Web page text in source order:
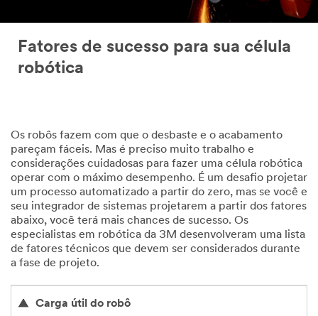
Fatores de sucesso para sua célula
robótica
Os robôs fazem com que o desbaste e o acabamento
pareçam fáceis. Mas é preciso muito trabalho e
considerações cuidadosas para fazer uma célula robótica
operar com o máximo desempenho. É um desafio projetar
um processo automatizado a partir do zero, mas se você e
seu integrador de sistemas projetarem a partir dos fatores
abaixo, você terá mais chances de sucesso. Os
especialistas em robótica da 3M desenvolveram uma lista
de fatores técnicos que devem ser considerados durante
a fase de projeto.
Carga útil do robô